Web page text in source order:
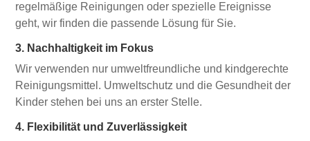
regelmäßige Reinigungen oder spezielle Ereignisse
geht, wir finden die passende Lösung für Sie.
3. Nachhaltigkeit im Fokus
Wir verwenden nur umweltfreundliche und kindgerechte
Reinigungsmittel. Umweltschutz und die Gesundheit der
Kinder stehen bei uns an erster Stelle.
4. Flexibilität und Zuverlässigkeit